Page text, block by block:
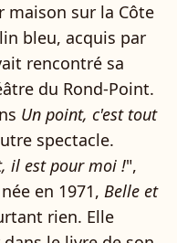
maison sur la Côte
bleu, acquis par
rencontré sa
du Rond-Point.
Un point, c'est tout
spectacle.
il est pour moi !",
en 1971, Belle et
rien. Elle